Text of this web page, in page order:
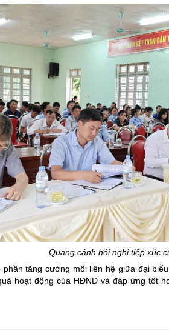
Quang cảnh hội nghị tiếp xúc
tăng cường mối liên hệ giữa đại
hoạt động của HĐND và đáp ứng tốt